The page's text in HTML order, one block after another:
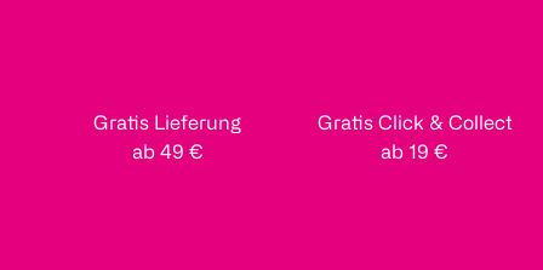
Gratis Lieferung
ab 49 €
Gratis Click & Collect
ab 19 €